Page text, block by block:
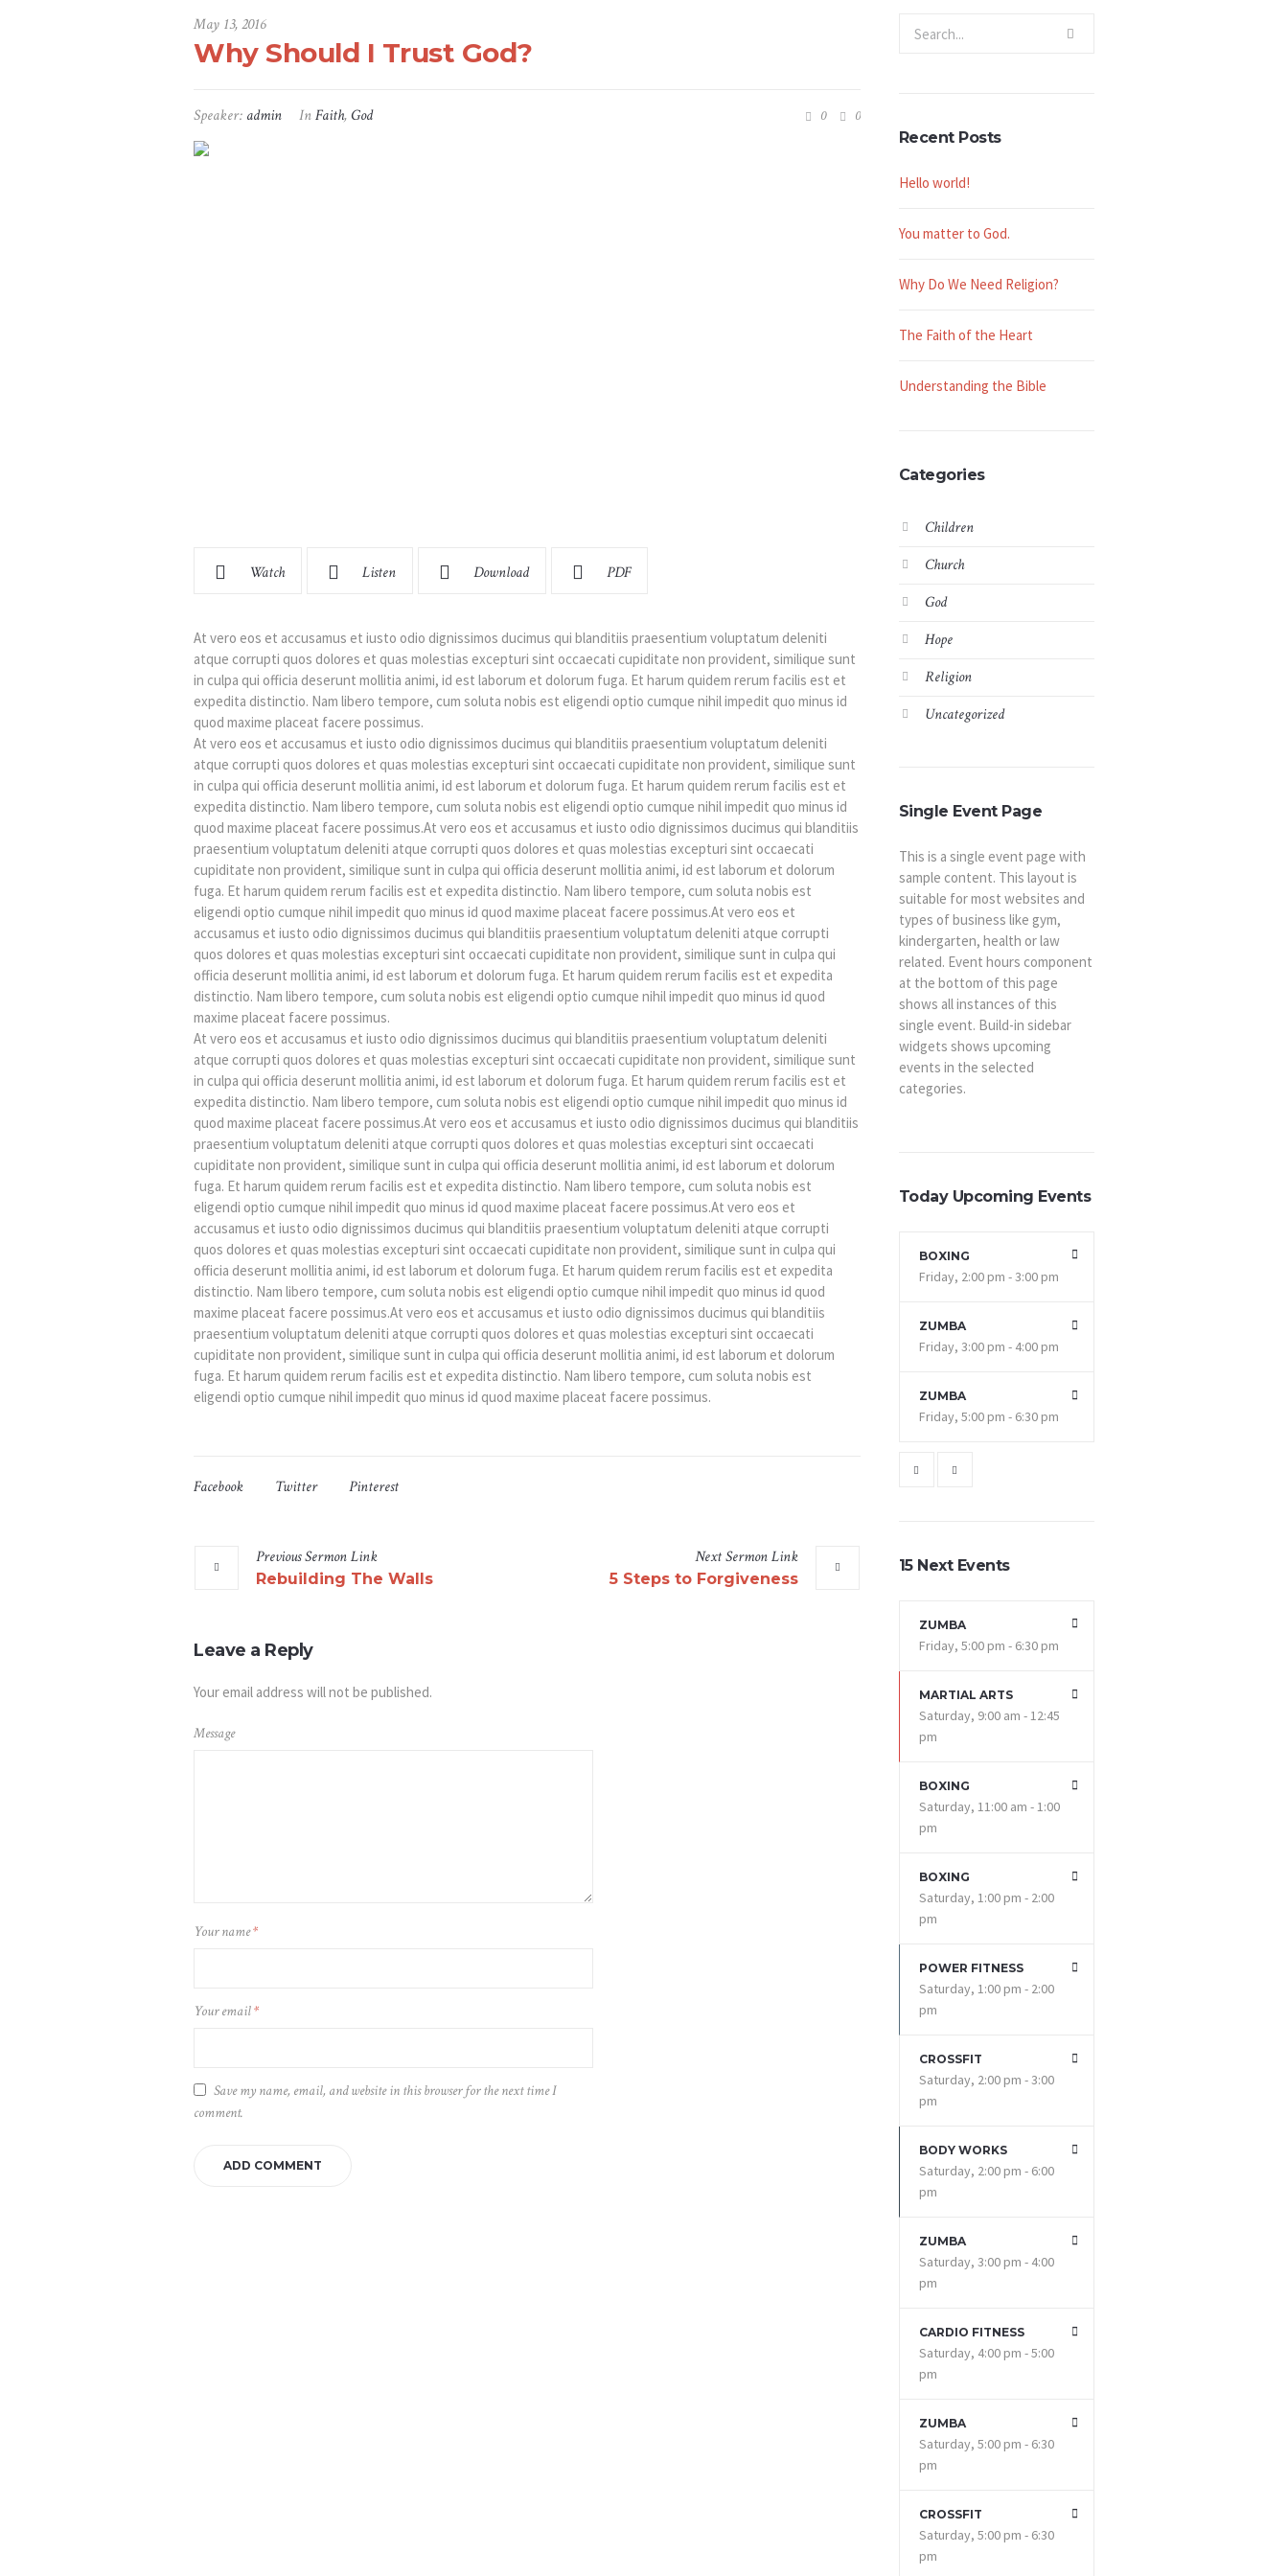
May 13, 2016
Why Should I Trust God?
Speaker: admin InFaith, God 0 0
Watch Listen Download PDF
At vero eos et accusamus et iusto odio dignissimos ducimus qui blanditiis praesentium voluptatum deleniti
atque corrupti quos dolores et quas molestias excepturi sint occaecati cupiditate non provident, similique sunt
in culpa qui officia deserunt mollitia animi, id est laborum et dolorum fuga. Et harum quidem rerum facilis est et
expedita distinctio. Nam libero tempore, cum soluta nobis est eligendi optio cumque nihil impedit quo minus id
quod maxime placeat facere possimus.
At vero eos et accusamus et iusto odio dignissimos ducimus qui blanditiis praesentium voluptatum deleniti
atque corrupti quos dolores et quas molestias excepturi sint occaecati cupiditate non provident, similique sunt
in culpa qui officia deserunt mollitia animi, id est laborum et dolorum fuga. Et harum quidem rerum facilis est et
expedita distinctio. Nam libero tempore, cum soluta nobis est eligendi optio cumque nihil impedit quo minus id
quod maxime placeat facere possimus.At vero eos et accusamus et iusto odio dignissimos ducimus qui blanditiis
praesentium voluptatum deleniti atque corrupti quos dolores et quas molestias excepturi sint occaecati
cupiditate non provident, similique sunt in culpa qui officia deserunt mollitia animi, id est laborum et dolorum
fuga. Et harum quidem rerum facilis est et expedita distinctio. Nam libero tempore, cum soluta nobis est
eligendi optio cumque nihil impedit quo minus id quod maxime placeat facere possimus.At vero eos et
accusamus et iusto odio dignissimos ducimus qui blanditiis praesentium voluptatum deleniti atque corrupti
quos dolores et quas molestias excepturi sint occaecati cupiditate non provident, similique sunt in culpa qui
officia deserunt mollitia animi, id est laborum et dolorum fuga. Et harum quidem rerum facilis est et expedita
distinctio. Nam libero tempore, cum soluta nobis est eligendi optio cumque nihil impedit quo minus id quod
maxime placeat facere possimus.
At vero eos et accusamus et iusto odio dignissimos ducimus qui blanditiis praesentium voluptatum deleniti
atque corrupti quos dolores et quas molestias excepturi sint occaecati cupiditate non provident, similique sunt
in culpa qui officia deserunt mollitia animi, id est laborum et dolorum fuga. Et harum quidem rerum facilis est et
expedita distinctio. Nam libero tempore, cum soluta nobis est eligendi optio cumque nihil impedit quo minus id
quod maxime placeat facere possimus.At vero eos et accusamus et iusto odio dignissimos ducimus qui blanditiis
praesentium voluptatum deleniti atque corrupti quos dolores et quas molestias excepturi sint occaecati
cupiditate non provident, similique sunt in culpa qui officia deserunt mollitia animi, id est laborum et dolorum
fuga. Et harum quidem rerum facilis est et expedita distinctio. Nam libero tempore, cum soluta nobis est
eligendi optio cumque nihil impedit quo minus id quod maxime placeat facere possimus.At vero eos et
accusamus et iusto odio dignissimos ducimus qui blanditiis praesentium voluptatum deleniti atque corrupti
quos dolores et quas molestias excepturi sint occaecati cupiditate non provident, similique sunt in culpa qui
officia deserunt mollitia animi, id est laborum et dolorum fuga. Et harum quidem rerum facilis est et expedita
distinctio. Nam libero tempore, cum soluta nobis est eligendi optio cumque nihil impedit quo minus id quod
maxime placeat facere possimus.At vero eos et accusamus et iusto odio dignissimos ducimus qui blanditiis
praesentium voluptatum deleniti atque corrupti quos dolores et quas molestias excepturi sint occaecati
cupiditate non provident, similique sunt in culpa qui officia deserunt mollitia animi, id est laborum et dolorum
fuga. Et harum quidem rerum facilis est et expedita distinctio. Nam libero tempore, cum soluta nobis est
eligendi optio cumque nihil impedit quo minus id quod maxime placeat facere possimus.
Facebook Twitter Pinterest
PreviousSermonLink
Rebuilding The Walls
NextSermonLink
5 Steps to Forgiveness
Leave a Reply
Your email address will not be published.
Message
Your name*
Your email*
Save my name, email, and website in this browser for the next time I
comment.
Recent Posts
Hello world!
You matter to God.
Why Do We Need Religion?
The Faith of the Heart
Understanding the Bible
Categories
Children
Church
God
Hope
Religion
Uncategorized
Single Event Page
This is a single event page with
sample content. This layout is
suitable for most websites and
types of business like gym,
kindergarten, health or law
related. Event hours component
at the bottom of this page
shows all instances of this
single event. Build-in sidebar
widgets shows upcoming
events in the selected
categories.
Today Upcoming Events
BOXING
Friday, 2:00 pm - 3:00 pm
ZUMBA
Friday, 3:00 pm - 4:00 pm
ZUMBA
Friday, 5:00 pm - 6:30 pm
15 Next Events
ZUMBA
Friday, 5:00 pm - 6:30 pm
MARTIAL ARTS
Saturday, 9:00 am - 12:45
pm
BOXING
Saturday, 11:00 am - 1:00
pm
BOXING
Saturday, 1:00 pm - 2:00
pm
POWER FITNESS
Saturday, 1:00 pm - 2:00
pm
CROSSFIT
Saturday, 2:00 pm - 3:00
pm
BODY WORKS
Saturday, 2:00 pm - 6:00
pm
ZUMBA
Saturday, 3:00 pm - 4:00
pm
CARDIO FITNESS
Saturday, 4:00 pm - 5:00
pm
ZUMBA
Saturday, 5:00 pm - 6:30
pm
CROSSFIT
Saturday, 5:00 pm - 6:30
pm